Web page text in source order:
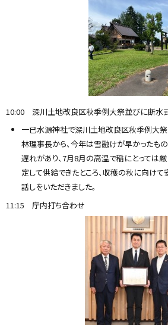
10:00 深川土地改良区秋季例大祭並びに断水
一已水源神社で深川土地改良区秋季例大祭
林理事長から、今年は雪融けが早かったも
遅れがあり、7月8月の高温で稲にとっては
定して供給できたところ、収穫の秋に向け
話しをいただきました。
11:15 庁内打ち合わせ